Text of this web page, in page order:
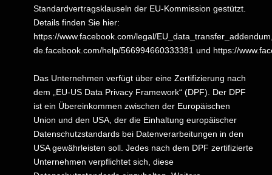
Standardvertragsklauseln der EU-Kommission gestützt.
Details finden Sie hier:
https://www.facebook.com/legal/EU_data_transfer_addendum
de.facebook.com/help/566994660333381 und https://
Das Unternehmen verfügt über eine Zertifizierung nach
dem „EU-US Data Privacy Framework“ (DPF). Der DPF
ist ein Übereinkommen zwischen der Europäischen
Union und den USA, der die Einhaltung europäischer
Datenschutzstandards bei Datenverarbeitungen in den
USA gewährleisten soll. Jedes nach dem DPF zertifizierte
Unternehmen verpflichtet sich, diese